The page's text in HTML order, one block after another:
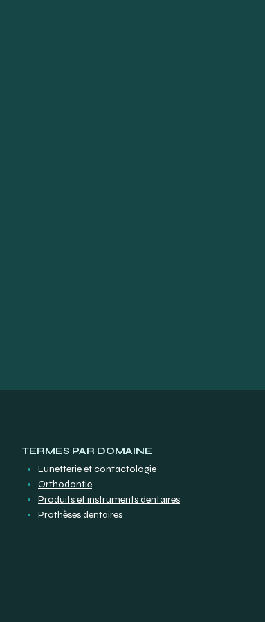
TERMES PAR DOMAINE
Lunetterie et contactologie
Orthodontie
Produits et instruments dentaires
Prothèses dentaires